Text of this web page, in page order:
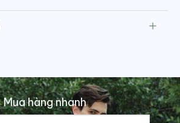
Mua hàng nhanh